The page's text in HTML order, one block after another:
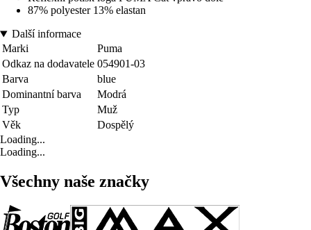
87% polyester 13% elastan
Další informace
Marki
Puma
Odkaz na dodavatele 054901-03
Barva
blue
Dominantní barva
Modrá
Typ
Muž
Věk
Dospělý
Loading...
Loading...
Všechny naše značky